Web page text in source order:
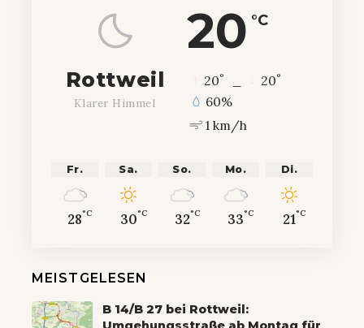
20 °C
Rottweil
Klarer Himmel
20° 20°
60%
1 km/h
Fr.
28°C
Sa.
30°C
So.
32°C
Mo.
33°C
Di.
21°C
MEISTGELESEN
B 14/B 27 bei Rottweil: